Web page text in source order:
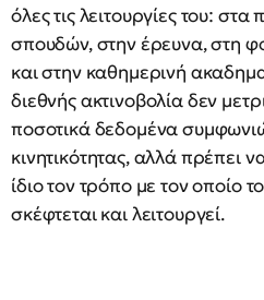
όλες τις λειτουργίες του:
σπουδών, στην έρευνα, στη
και στην καθημερινή
διεθνής ακτινοβολία δεν
ποσοτικά δεδομένα
κινητικότητας, αλλά πρέπει
ίδιο τον τρόπο με τον οποίο
σκέφτεται και λειτουργεί.